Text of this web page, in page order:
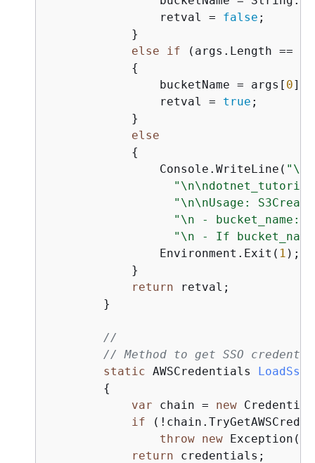
                retval =
false ;
            }
else
if (args.Length ==
{
                bucketName = args[
0];
                retval =
true ;
            }
else
{
                Console.WriteLine(
"\n\nUsage:
"\n - bucket_name:
"\n - If
                Environment.Exit(
1 );
            }
return retval;
        }
//
// Method to get SSO
static AWSCredentials
{
var chain = new
if
throw new Exception(
return credentials;